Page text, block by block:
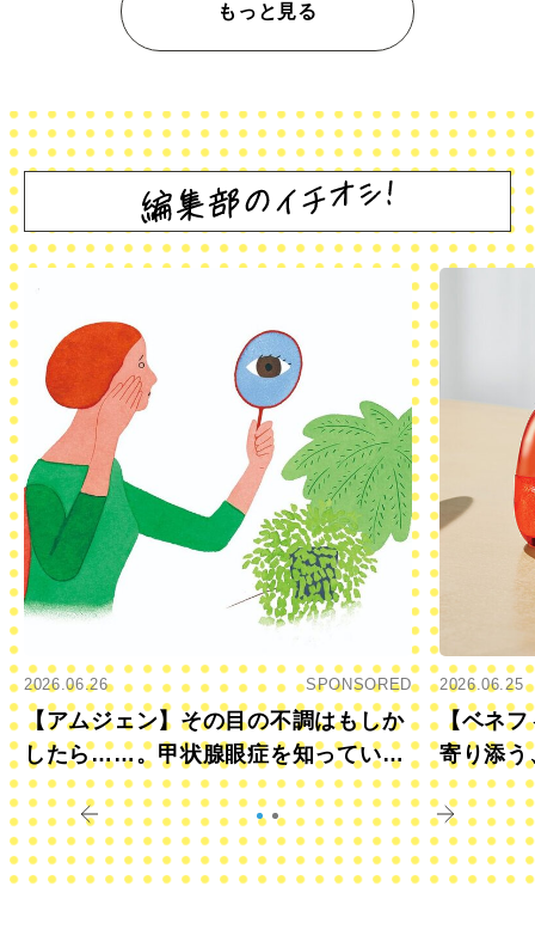
もっと見る
2026.06.26 SPONSORED
【アムジェン】その目の不調はもしか
したら……。甲状腺眼症を知っていま
すか？
2026.06.25
【ベネフ
寄り添う
きに